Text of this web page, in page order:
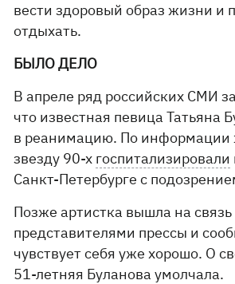
вести здоровый образ жизни и
отдыхать.
БЫЛО ДЕЛО
В апреле ряд российских СМИ
что известная певица Татьяна
в реанимацию. По информации
звезду 90-х госпитализировали
Санкт-Петербурге с
Позже артистка вышла на связь
представителями прессы и
чувствует себя уже хорошо. О
51-летняя Буланова умолчала.